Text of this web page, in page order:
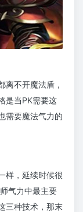
离不开魔法盾，
是当PK需要这
需要魔法气力的
样，延续时候很
气力中最主要
三种技术，那末